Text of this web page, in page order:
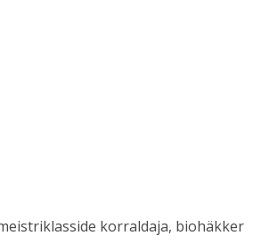
korraldaja, biohäkker